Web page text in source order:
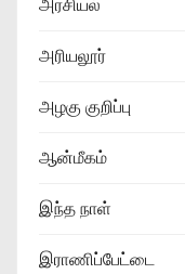
அரசியல்
அரியலூர்
அழகு குறிப்பு
ஆன்மீகம்
இந்த நாள்
இராணிப்பேட்டை